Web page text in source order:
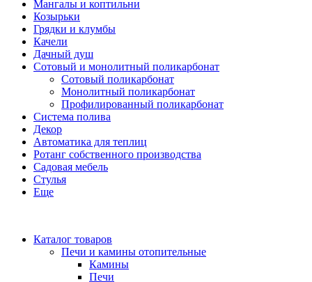
Мангалы и коптильни
Козырьки
Грядки и клумбы
Качели
Дачный душ
Сотовый и монолитный поликарбонат
Сотовый поликарбонат
Монолитный поликарбонат
Профилированный поликарбонат
Система полива
Декор
Автоматика для теплиц
Ротанг собственного производства
Садовая мебель
Стулья
Еще
Каталог товаров
Печи и камины отопительные
Камины
Печи